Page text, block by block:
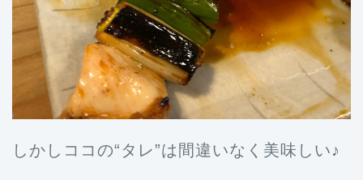
しかしココの“タレ”は間違いなく美味しい♪